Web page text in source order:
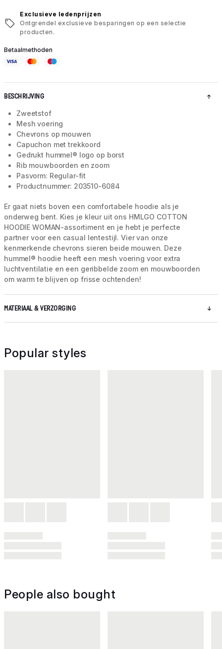
Exclusieve ledenprijzen
Ontgrendel exclusieve besparingen op een selectie
producten.
Betaalmethoden
BESCHRIJVING
Zweetstof
Mesh voering
Chevrons op mouwen
Capuchon met trekkoord
Gedrukt hummel® logo op borst
Rib mouwboorden en zoom
Pasvorm: Regular-fit
Productnummer: 203510-6084
Er gaat niets boven een comfortabele hoodie als je
onderweg bent. Kies je kleur uit ons HMLGO COTTON
HOODIE WOMAN-assortiment en je hebt je perfecte
partner voor een casual lentestijl. Vier van onze
kenmerkende chevrons sieren beide mouwen. Deze
hummel® hoodie heeft een mesh voering voor extra
luchtventilatie en een geribbelde zoom en mouwboorden
om warm te blijven op frisse ochtenden!
MATERIAAL & VERZORGING
Popular styles
People also bought